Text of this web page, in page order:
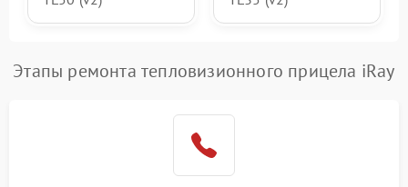
Этапы ремонта тепловизионного прицела iRay